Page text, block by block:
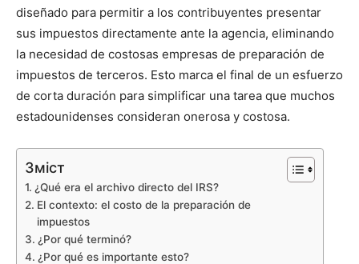
diseñado para permitir a los contribuyentes presentar
sus impuestos directamente ante la agencia, eliminando
la necesidad de costosas empresas de preparación de
impuestos de terceros. Esto marca el final de un esfuerzo
de corta duración para simplificar una tarea que muchos
estadounidenses consideran onerosa y costosa.
Зміст
¿Qué era el archivo directo del IRS?
El contexto: el costo de la preparación de
impuestos
¿Por qué terminó?
¿Por qué es importante esto?